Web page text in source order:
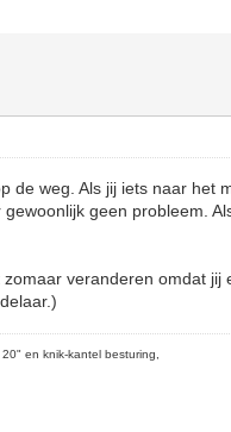
de weg. Als jij iets naar het
geen probleem.
veranderen omdat jij
en knik-kantel besturing,